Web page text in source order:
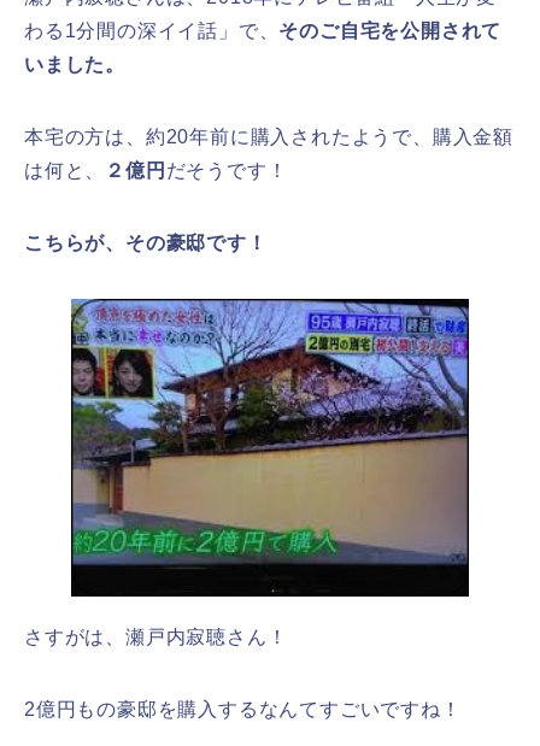
わる1分間の深イイ話」で、 そのご自宅を公開されて
いました。
本宅の方は、約20年前に購入されたようで、購入金額
は何と、
２億円 だそうです！
こちらが、その豪邸です！
さすがは、瀬戸内寂聴さん！
2億円もの豪邸を購入するなんてすごいですね！